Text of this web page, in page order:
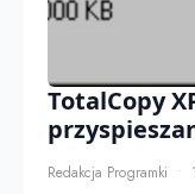
TotalCopy
Redakcja Programki